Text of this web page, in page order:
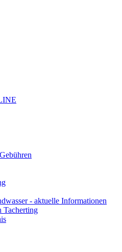
- aktuelle Informationen
Tacherting